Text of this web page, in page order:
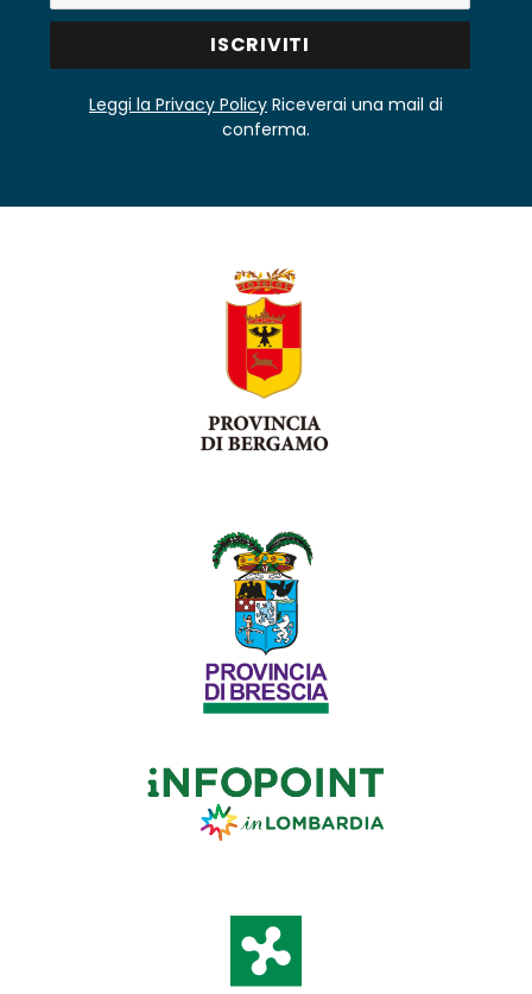
Leggi la Privacy Policy Riceverai una mail di
conferma.